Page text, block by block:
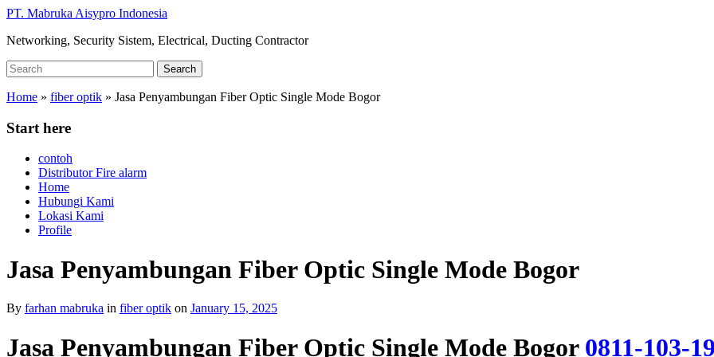
Skip
main
PT. Mabruka Aisypro Indonesia
Networking, Security Sistem, Electrical, Ducting Contractor
Search
for:
Search
Home » fiber optik » Jasa Penyambungan Fiber Optic Single Mode Bogor
Start here
contoh
Distributor Fire alarm
Home
Hubungi Kami
Lokasi Kami
Profile
Jasa Penyambungan Fiber Optic Single Mode Bogor
By farhan mabruka in fiber optik on January 15, 2025
Jasa Penyambungan Fiber Optic Single Mode Bogor 0811-103-